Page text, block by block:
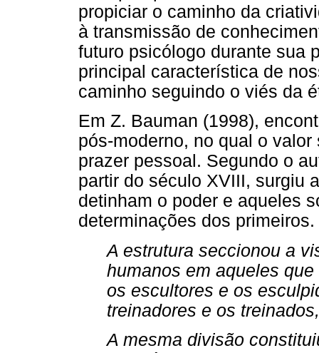
propiciar o caminho da
à transmissão de
futuro psicólogo durante sua
principal característica de
caminho seguindo o viés da
Em Z. Bauman (1998),
pós-moderno, no qual o
prazer pessoal. Segundo o
partir do século XVIII, surgiu
detinham o poder e aqueles
determinações dos primeiros.
A estrutura seccionou a
humanos em aqueles
os escultores e os
treinadores e os
A mesma divisão